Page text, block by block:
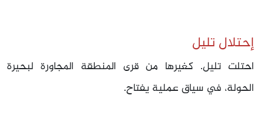
إحتلال تليل
احتلت تليل. كغيرها من قرى المنطقة المجاورة لبحيرة
الحولة، في سياق عملية يفتاح.